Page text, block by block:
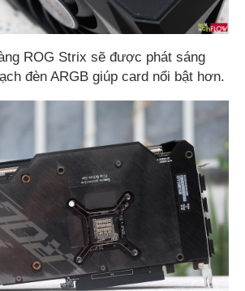
ROG Strix sẽ được phát sáng
đèn ARGB giúp card nổi bật hơn.